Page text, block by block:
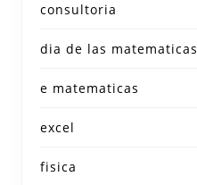
consultoria
dia de las matematicas
e matematicas
excel
fisica